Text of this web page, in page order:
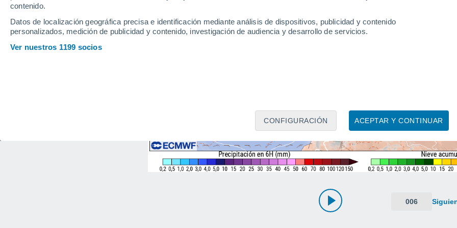
contenido.
Datos de localización geográfica precisa e identificación mediante análisis de dispositivos, publicidad y contenido
personalizados, medición de publicidad y contenido, investigación de audiencia y desarrollo de servicios.
Ver nuestros 1199 socios
ACEPTAR Y CONTINUAR
CONFIGURACIÓN
006